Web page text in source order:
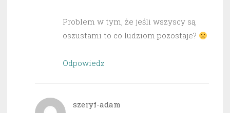
Problem w tym, że jeśli wszyscy są
oszustami to co ludziom pozostaje?
Odpowiedz
szeryf-adam